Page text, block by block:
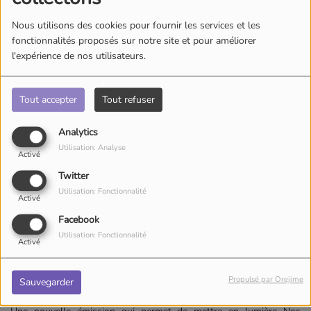
Nous utilisons des cookies pour fournir les services et les
fonctionnalités proposés sur notre site et pour améliorer
l'expérience de nos utilisateurs.
Tout accepter Tout refuser
Analytics
Activé
Utilisation: Analyse
Twitter
Activé
Utilisation: Fonctionnalité
Facebook
Activé
Utilisation: Fonctionnalité
Sauvegarder Propulsé par Orejime
18 février 2025
Écouter le podcast